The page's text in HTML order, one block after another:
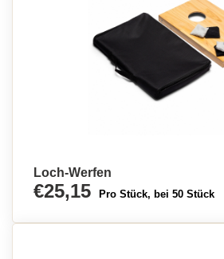
Loch-Werfen
€25,15 Pro Stück, bei 50 Stück